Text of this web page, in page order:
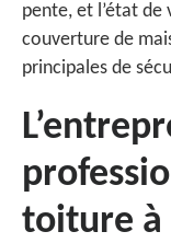
pente, et l’état de
couverture de
principales de
toiture à